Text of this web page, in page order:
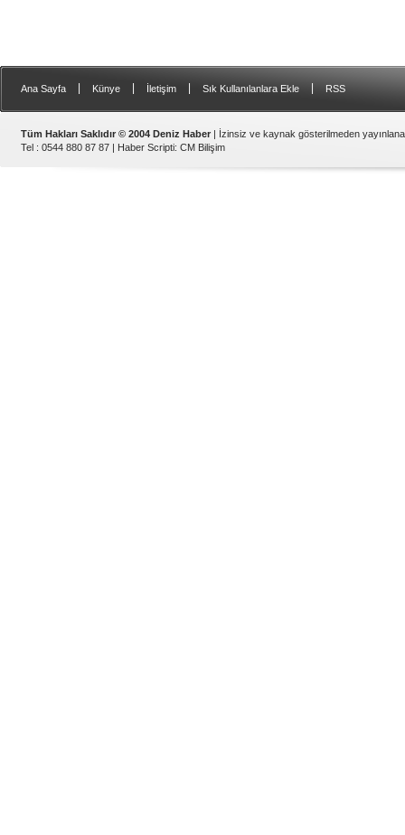
Ana Sayfa Künye İletişim Sık Kullanılanlara Ekle RSS
Tüm Hakları Saklıdır © 2004 Deniz Haber | İzinsiz ve kaynak gösterilmeden
Tel : 0544 880 87 87 | Haber Scripti: CM Bilişim